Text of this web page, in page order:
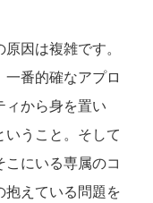
因は複雑です。
番的確なアプロ
ィから身を置い
いうこと。そして
にいる専属のコ
抱えている問題を